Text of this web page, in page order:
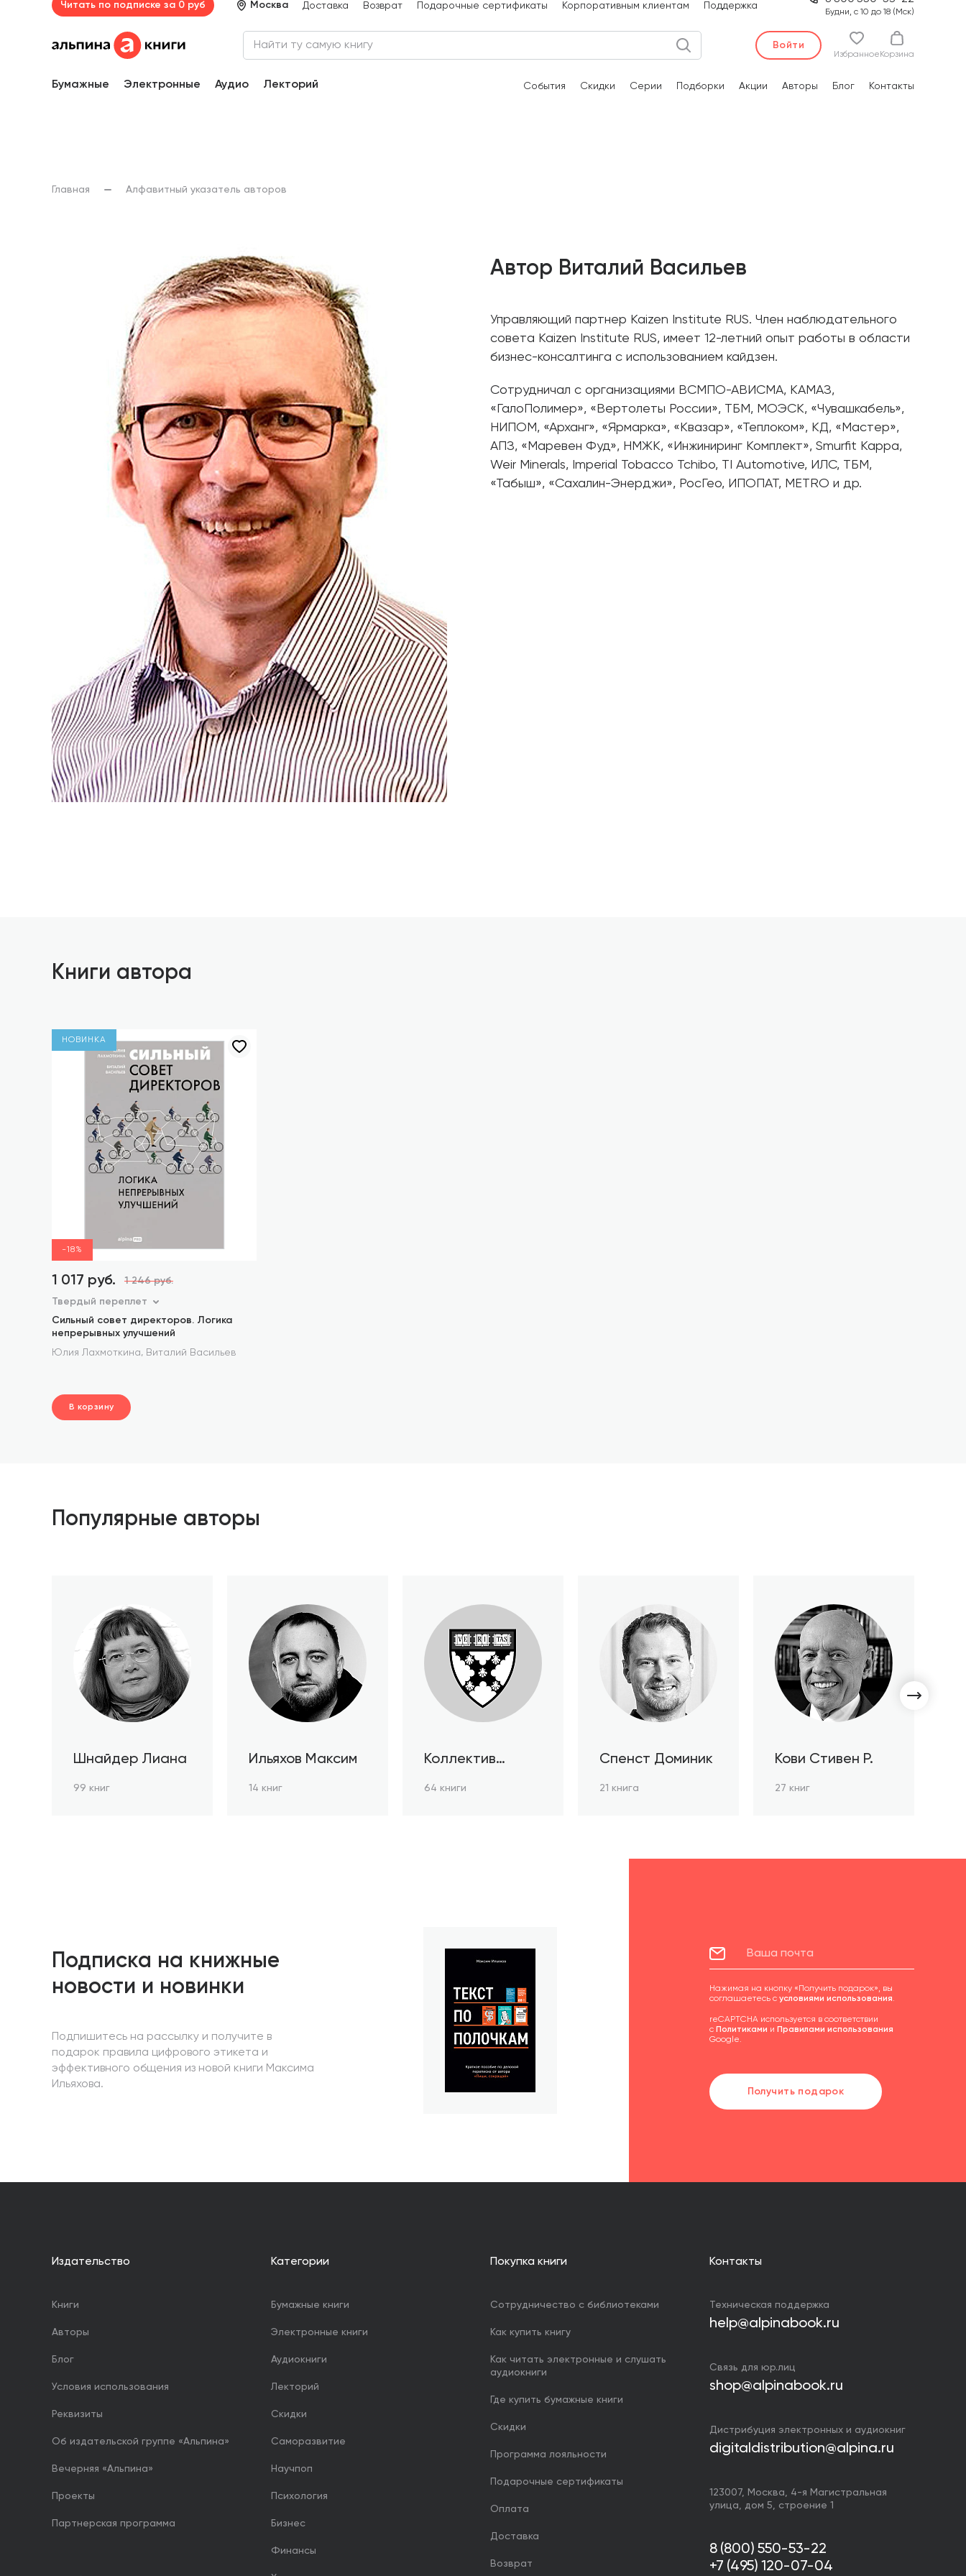
Читать по подписке за 0 руб Москва Доставка Возврат Подарочные сертификаты Корпоративным клиентам Поддержка
Будни, с 10 до 18 (Мск)
Войти
Избранное Корзина
Бумажные Электронные Аудио Лекторий События Скидки Серии Подборки Акции Авторы Блог Контакты
Главная Алфавитный указатель авторов
Автор Виталий Васильев
Управляющий партнер Kaizen Institute RUS. Член наблюдательного
совета Kaizen Institute RUS, имеет 12-летний опыт работы в области
бизнес-консалтинга с использованием кайдзен.
Сотрудничал с организациями ВСМПО-АВИСМА, КАМАЗ,
«ГалоПолимер», «Вертолеты России», ТБМ, МОЭСК, «Чувашкабель»,
НИПОМ, «Арханг», «Ярмарка», «Квазар», «Теплоком», КД, «Мастер»,
АПЗ, «Маревен Фуд», НМЖК, «Инжиниринг Комплект», Smurfit Kappa,
Weir Minerals, Imperial Tobacco Tchibo, TI Automotive, ИЛС, ТБМ,
«Табыш», «Сахалин-Энерджи», РосГео, ИПОПАТ, METRO и др.
Книги автора
НОВИНКА
-18%
1 017 руб. 1 246 руб.
Твердый переплет
Сильный совет директоров. Логика
непрерывных улучшений
Юлия Лахмоткина, Виталий Васильев
В корзину
Популярные авторы
Шнайдер Лиана
99 книг
Ильяхов Максим
14 книг
Коллектив
64 книги
Спенст Доминик
21 книга
Кови Стивен Р.
27 книг
Подписка на книжные
новости и новинки
Подпишитесь на рассылку и получите в
подарок правила цифрового этикета и
эффективного общения из новой книги Максима
Ильяхова.
Нажимая на кнопку «Получить подарок», вы
соглашаетесь с условиями использования.
reCAPTCHA используется в соответствии
с Политиками и Правилами использования
Google.
Получить подарок
Издательство
Книги
Авторы
Блог
Условия использования
Реквизиты
Об издательской группе «Альпина»
Вечерняя «Альпина»
Проекты
Партнерская программа
Категории
Бумажные книги
Электронные книги
Аудиокниги
Лекторий
Скидки
Саморазвитие
Научпоп
Психология
Бизнес
Финансы
Покупка книги
Сотрудничество с библиотеками
Как купить книгу
Как читать электронные и слушать
аудиокниги
Где купить бумажные книги
Скидки
Программа лояльности
Подарочные сертификаты
Оплата
Доставка
Возврат
Контакты
Техническая поддержка
help@alpinabook.ru
Связь для юр.лиц
shop@alpinabook.ru
Дистрибуция электронных и аудиокниг
digitaldistribution@alpina.ru
123007, Москва, 4-я Магистральная
улица, дом 5, строение 1
8 (800) 550-53-22
+7 (495) 120-07-04